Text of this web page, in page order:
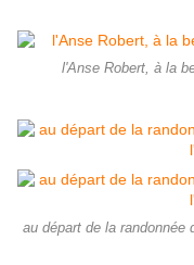
l'Anse Robert, à la
au départ de la